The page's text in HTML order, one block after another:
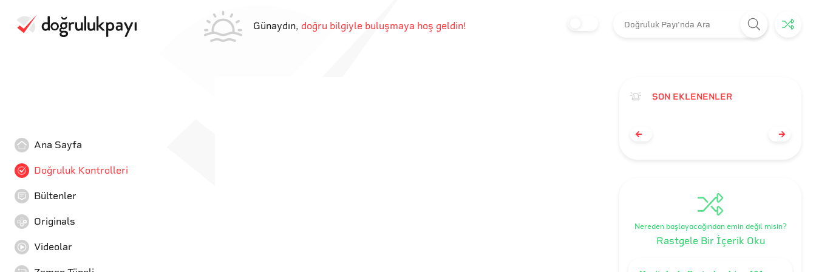
Günaydın, doğru bilgiyle buluşmaya hoş geldin!
Ana Sayfa
Doğruluk Kontrolleri
Bültenler
Originals
Videolar
SON EKLENENLER
Nereden başlayacağından emin değil misin?
Rastgele Bir İçerik Oku